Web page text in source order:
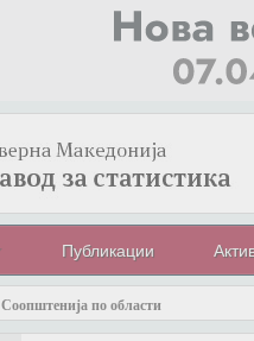
Публикации
Соопштенија по области